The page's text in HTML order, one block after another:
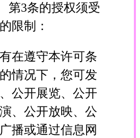
第3条的授权须受
限制：
在遵守本许可条
情况下，您可发
公开展览、公开
、公开放映、公
播或通过信息网